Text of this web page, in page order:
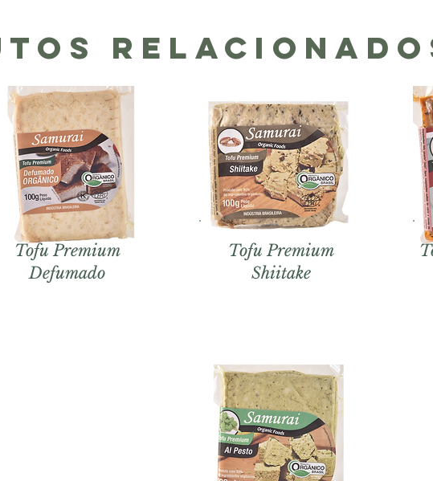
Tofu Premium
Defumado
Tofu Premium
Shiitake